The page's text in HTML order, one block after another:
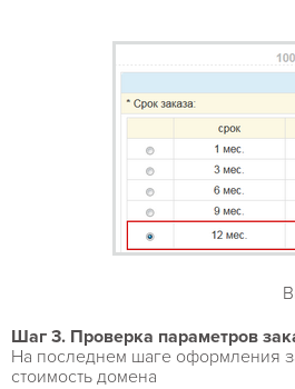
Шаг 3. Проверка параметров
На последнем шаге оформления
стоимость домена